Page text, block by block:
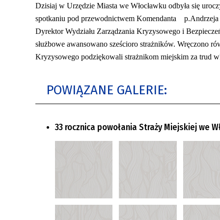
Dzisiaj w Urzędzie Miasta we Włocławku odbyła się
spotkaniu pod przewodnictwem Komendanta
Dyrektor Wydziału Zarządzania Kryzysowego i
służbowe awansowano sześcioro strażników. Wręczono
Kryzysowego podziękowali strażnikom miejskim za trud
POWIĄZANE GALERIE:
33 rocznica powołania Straży Miejskiej we